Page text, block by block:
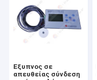
Έξυπνος σε
απευθείας σύνδεση